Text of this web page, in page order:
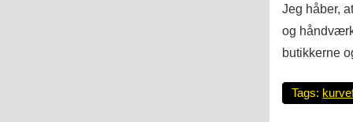
Jeg håber,
og
butikkerne
Tags: